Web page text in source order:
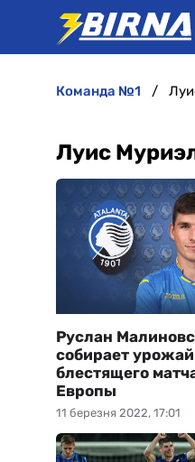
команда №1
Луис
11 березня 2022, 17:01
Руслан
собирает
блестящего
Европы